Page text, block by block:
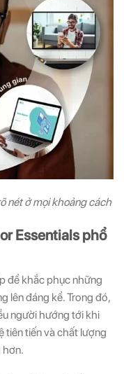
nét ở mọi khoảng cách
Essentials phổ
để khắc phục những
lên đáng kể. Trong đó,
người hướng tới khi
tiên tiến và chất lượng
hơn.